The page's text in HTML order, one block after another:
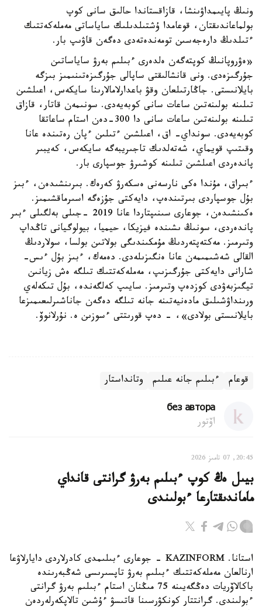
ونىڭ پايىمداۋىنشا، قازاقستاندا حالىق سانى كوپ
بولماعاندىقتان، قوعامدا ۇشتىلدىلىك ساياساتى مەملەكەتتىك
ءتىلدىڭ دارەجەسىن تومەندەتەدى دەگەن قاۋىپ بار.
«ەۋروپانىڭ كوپتەگەن ەلدەرى ءبىلىم بەرۋ ساياساتىن
جۇرگىزەدى. ونى قانشالىقتى ساپالى جۇرگىزەتىنىمىز بىزگە
بايلانىستى. جاڭارتىلعان وقۋ باعدارلامالارىنا سايكەس، اعىلشىن
تىلىنە بولىنەتىن ساعات سانى كوبەيەدى. سونىمەن قاتار، قازاق
تىلىنە بولىنەتىن ساعات سانى دا 300-دەن استام ساعاتقا
كوبەيەدى. سونداي- اق، اعىلشىن ءتىلىن ءپان رەتىندە عانا
وقىتىپ قويماي، شەتەلدىك تاجىريبەگە سايكەس، كەيبىر
پاندەردى اعىلشىن تىلىنە كوشىرۋ جوسپارى بار.
ءبىراق، مۇندا ەكى نارسەنى ەسكەرۋ كەرەك. بىرىنشىدەن، ءبىز
بۇل جوسپاردى بىرتىندەپ، دايەكتى جۇزەگە اسىرماقشىمىز.
ەكىنشىدەن، جوعارى سىنىپتاردا عانا 2019 -جىلى بەلگىلى ءبىر
پاندەردى، سونىڭ ىشىندە فيزيكا، حيميا، بيولوگيانى تاڭداپ
وتىرمىز. مەكتەپتەردىڭ مۇمكىندىگى بولاتىن بولسا، سولاردىڭ
القالى شەشىمىمەن عانا ەنگىزىلەدى. دەمەك، ءبىز بۇل ءىس-
شارانى دايەكتى جۇرگىزىپ، مەملەكەتتىك تىلگە ەش زيانىن
تيگىزبەۋدى كوزدەپ وتىرمىز. سايىپ كەلگەندە، بۇل تىكەلەي
ورىنداۋشىلىق مادەنيەتىنە جانە تىلگە دەگەن جاناشىرلىعىمىزعا
بايلانىستى بولادى»، - دەپ قورىتتى ءسوزىن ە. نۇرلانوۆ.
قوعام ءبىلىم جانە عىلىم وتانداستار
без автора
اۆتور
20:45, 07 تامىز 2026
بيىل ەڭ كوپ ءبىلىم بەرۋ گرانتى قانداي
ماماندىقتارعا ءبولىندى
استانا. KAZINFORM - جوعارى ءبىلىمدى كادرلاردى دايارلاۋعا
ارنالعان مەملەكەتتىك ءبىلىم بەرۋ تاپسىرىسى شەڭبەرىندە
باكالاۆريات دەڭگەيىنە 75 مىڭنان استام ءبىلىم بەرۋ گرانتى
ءبولىندى. گرانتتار كونكۋرسىنا قاتىسۋ ءۇشىن تالاپكەرلەردەن